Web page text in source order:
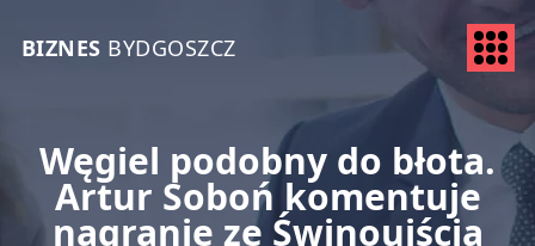
BIZNES BYDGOSZCZ
Węgiel podobny do błota.
Artur Soboń komentuje
nagranie ze Świnoujścia